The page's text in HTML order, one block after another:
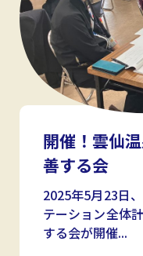
開催！雲仙
善する会
2025年5月23日
テーション全体
する会が開催...